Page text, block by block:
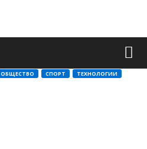
ОБЩЕСТВО СПОРТ
ТЕХНОЛОГИИ